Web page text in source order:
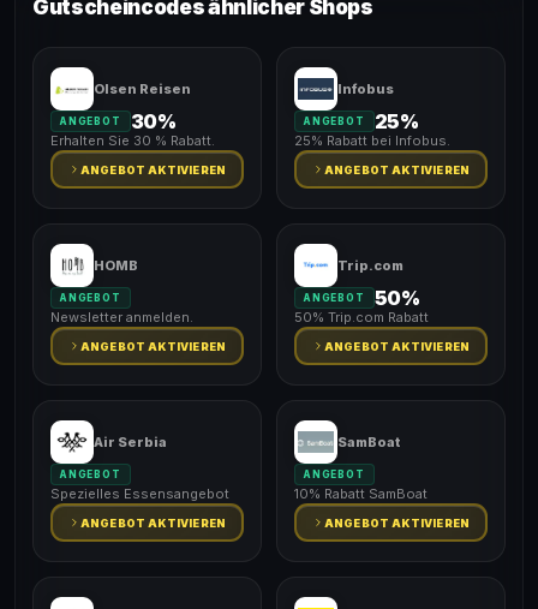
Gutscheincodes ähnlicher Shops
Olsen Reisen
ANGEBOT 30%
Erhalten Sie 30 % Rabatt.
ANGEBOT AKTIVIEREN
Infobus
ANGEBOT 25%
25% Rabatt bei Infobus.
ANGEBOT AKTIVIEREN
HOMB
ANGEBOT
Newsletter anmelden.
ANGEBOT AKTIVIEREN
Trip.com
ANGEBOT 50%
50% Trip.com Rabatt
ANGEBOT AKTIVIEREN
Air Serbia
ANGEBOT
Spezielles Essensangebot
ANGEBOT AKTIVIEREN
SamBoat
ANGEBOT
10% Rabatt SamBoat
ANGEBOT AKTIVIEREN